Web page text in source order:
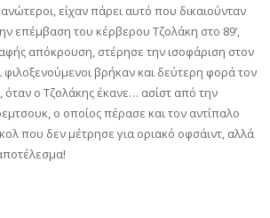
είχαν πάρει αυτό που δικαιούνταν
επέμβαση του κέρβερου Τζολάκη στο 89’,
απόκρουση, στέρησε την ισοφάριση στον
φιλοξενούμενοι βρήκαν και δεύτερη φορά τον
όταν ο Τζολάκης έκανε… ασίστ από την
ο οποίος πέρασε και τον αντίπαλο
που δεν μέτρησε για οριακό οφσάιντ, αλλά